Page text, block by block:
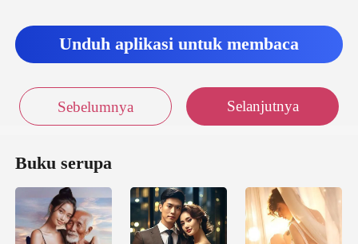
Unduh aplikasi untuk membaca
Sebelumnya Selanjutnya
Buku serupa